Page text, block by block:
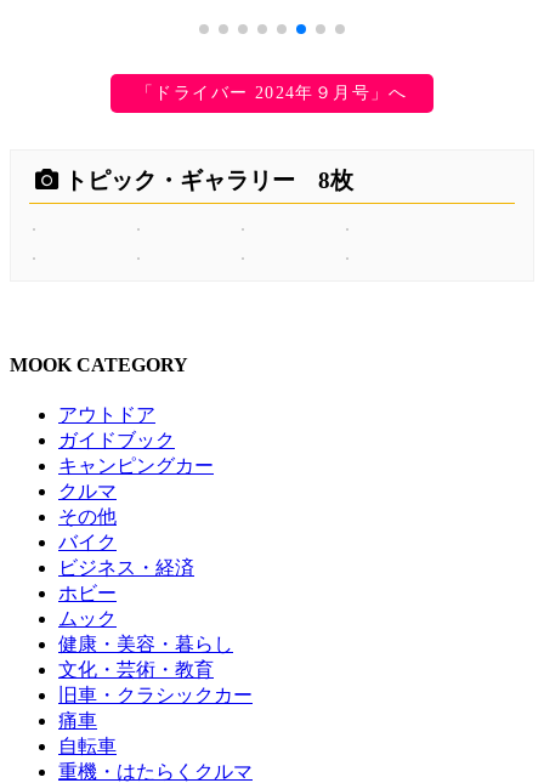
「ドライバー 2024年９月号」へ
トピック・ギャラリー 8枚
MOOK CATEGORY
アウトドア
ガイドブック
キャンピングカー
クルマ
その他
バイク
ビジネス・経済
ホビー
ムック
健康・美容・暮らし
文化・芸術・教育
旧車・クラシックカー
痛車
自転車
重機・はたらくクルマ